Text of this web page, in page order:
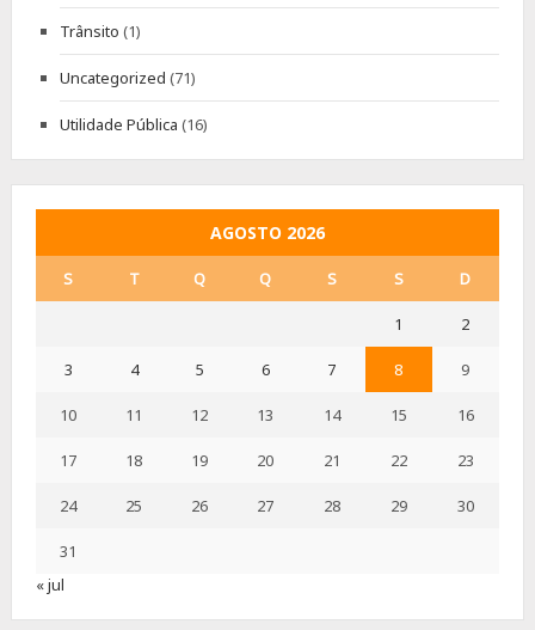
Trânsito (1)
Uncategorized (71)
Utilidade Pública (16)
AGOSTO 2026
S T Q Q S S D
1 2
3 4 5 6 7 8 9
10 11 12 13 14 15 16
17 18 19 20 21 22 23
24 25 26 27 28 29 30
31
« jul